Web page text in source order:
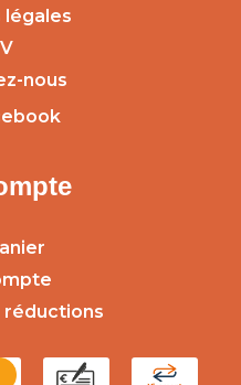
légales
nous
réductions